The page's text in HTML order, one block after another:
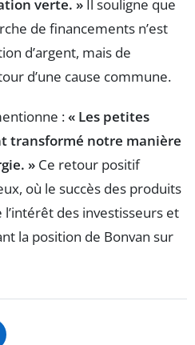
verte. » Il souligne que
de financements n’est
d’argent, mais de
d’une cause commune.
:« Les petites
transformé notre manière
» Ce retour positif
où le succès des produits
des investisseurs et
la position de Bonvan sur